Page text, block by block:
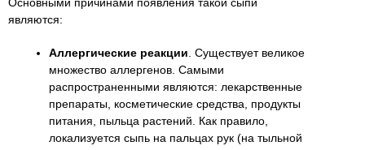
являются:
Аллергические реакции . Существует великое
множество аллергенов. Самыми
распространенными являются: лекарственные
препараты, косметические средства, продукты
питания, пыльца растений. Как правило,
локализуется сыпь на пальцах рук (на тыльной